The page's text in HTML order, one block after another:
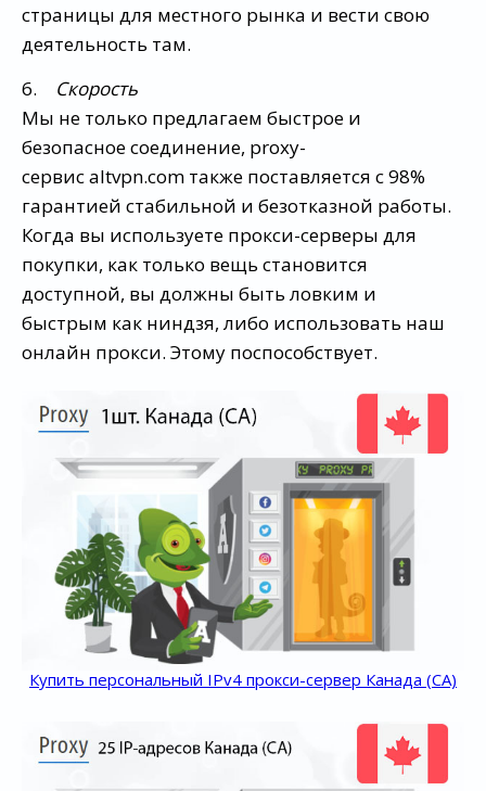
страницы для местного рынка и вести свою
деятельность там.
6. Скорость
Мы не только предлагаем быстрое и
безопасное соединение, proxy-
сервис altvpn.com также поставляется с 98%
гарантией стабильной и безотказной работы.
Когда вы используете прокси-серверы для
покупки, как только вещь становится
доступной, вы должны быть ловким и
быстрым как ниндзя, либо использовать наш
онлайн прокси. Этому поспособствует.
Купить персональный IPv4 прокси-сервер Канада (CA)